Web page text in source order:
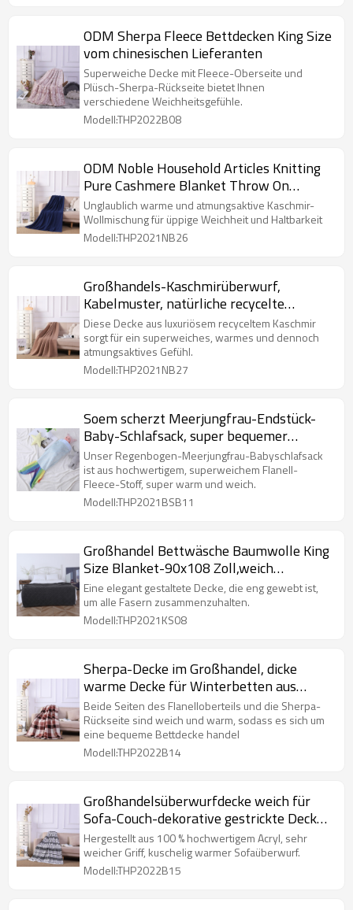
ODM Sherpa Fleece Bettdecken King Size
vom chinesischen Lieferanten
Superweiche Decke mit Fleece-Oberseite und
Plüsch-Sherpa-Rückseite bietet Ihnen
verschiedene Weichheitsgefühle.
Modell:THP2022B08
ODM Noble Household Articles Knitting
Pure Cashmere Blanket Throw On
Schaukelstuhl Sofa aus chinesischer
Fabrik
Unglaublich warme und atmungsaktive Kaschmir-
Wollmischung für üppige Weichheit und Haltbarkeit
Modell:THP2021NB26
Großhandels-Kaschmirüberwurf,
Kabelmuster, natürliche recycelte
Kaschmirdecke aus chinesischem Fcatory
Diese Decke aus luxuriösem recyceltem Kaschmir
sorgt für ein superweiches, warmes und dennoch
atmungsaktives Gefühl.
Modell:THP2021NB27
Soem scherzt Meerjungfrau-Endstück-
Baby-Schlafsack, super bequemer
Flanell-Vlies-Meerjungfrau-
Regenbogen-Schlafsack-Großverkauf
Unser Regenbogen-Meerjungfrau-Babyschlafsack
ist aus hochwertigem, superweichem Flanell-
Fleece-Stoff, super warm und weich.
Modell:THP2021BSB11
Großhandel Bettwäsche Baumwolle King
Size Blanket-90x108 Zoll,weich
atmungsaktiv,aus China
Eine elegant gestaltete Decke, die eng gewebt ist,
um alle Fasern zusammenzuhalten.
Modell:THP2021KS08
Sherpa-Decke im Großhandel, dicke
warme Decke für Winterbetten aus
chinesischer Fabrik
Beide Seiten des Flanelloberteils und die Sherpa-
Rückseite sind weich und warm, sodass es sich um
eine bequeme Bettdecke handel
Modell:THP2022B14
Großhandelsüberwurfdecke weich für
Sofa-Couch-dekorative gestrickte Decke
von China
Hergestellt aus 100 % hochwertigem Acryl, sehr
weicher Griff, kuschelig warmer Sofaüberwurf.
Modell:THP2022B15